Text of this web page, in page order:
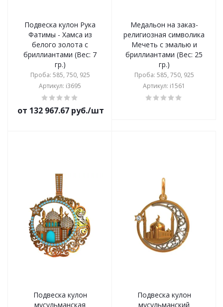
Подвеска кулон Рука
Фатимы - Хамса из
белого золота с
бриллиантами (Вес: 7
гр.)
Проба: 585, 750, 925
Артикул: i3695
от 132 967.67 руб./шт
Медальон на заказ-
религиозная символика
Мечеть с эмалью и
бриллиантами (Вес: 25
гр.)
Проба: 585, 750, 925
Артикул: i1561
Подвеска кулон
мусульманская
Подвеска кулон
мусульманский